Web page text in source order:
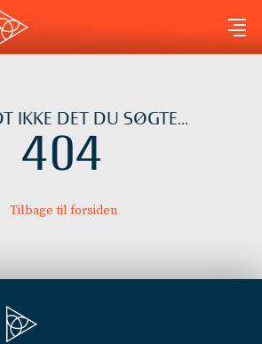
IKKE DET DU SØGTE...
404
Tilbage til forsiden